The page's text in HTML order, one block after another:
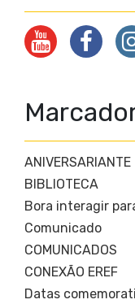
ANIVERSARIANTE
BIBLIOTECA
Bora interagir
Comunicado
COMUNICADOS
CONEXÃO EREF
Datas